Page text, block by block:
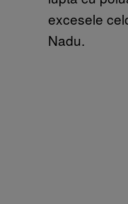
excesele
Nadu.